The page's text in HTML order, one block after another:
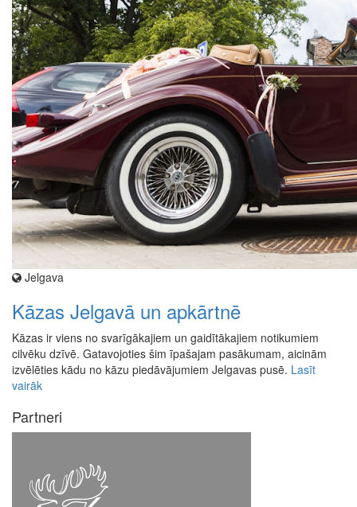
Jelgava
Kāzas Jelgavā un apkārtnē
Kāzas ir viens no svarīgākajiem un gaidītākajiem notikumiem
cilvēku dzīvē. Gatavojoties šim īpašajam pasākumam, aicinām
izvēlēties kādu no kāzu piedāvājumiem Jelgavas pusē. Lasīt
vairāk
Partneri